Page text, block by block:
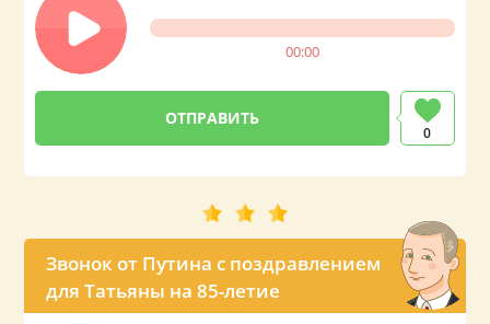
00:00
0
Звонок от Путина с поздравлением
для Татьяны на 85-летие